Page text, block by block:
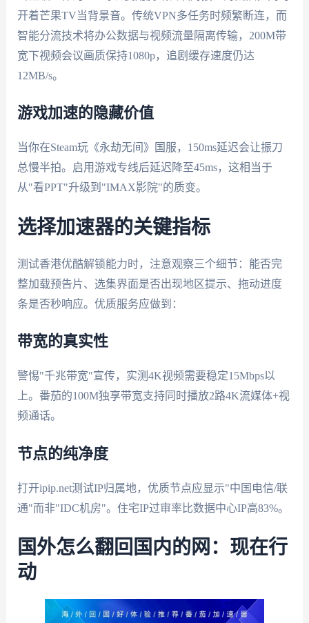
开着芒果TV当背景音。传统VPN多任务时频繁断连，而
智能分流技术将办公数据与视频流量隔离传输，200M带
宽下视频会议画质保持1080p，追剧缓存速度仍达
12MB/s。
游戏加速的隐藏价值
当你在Steam玩《永劫无间》国服，150ms延迟会让振刀
总慢半拍。启用游戏专线后延迟降至45ms，这相当于
从"看PPT"升级到"IMAX影院"的质变。
选择加速器的关键指标
测试香港优酷解锁能力时，注意观察三个细节：能否完
整加载预告片、选集界面是否出现地区提示、拖动进度
条是否秒响应。优质服务应做到：
带宽的真实性
警惕"千兆带宽"宣传，实测4K视频需要稳定15Mbps以
上。番茄的100M独享带宽支持同时播放2路4K流媒体+视
频通话。
节点的纯净度
打开ipip.net测试IP归属地，优质节点应显示"中国电信/联
通"而非"IDC机房"。住宅IP过审率比数据中心IP高83%。
国外怎么翻回国内的网：现在行
动